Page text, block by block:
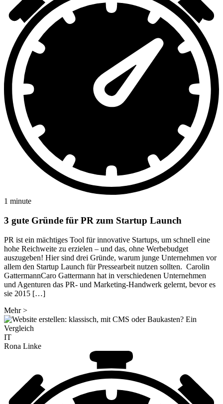
1 minute
3 gute Gründe für PR zum Startup Launch
PR ist ein mächtiges Tool für innovative Startups, um schnell eine
hohe Reichweite zu erzielen – und das, ohne Werbebudget
auszugeben! Hier sind drei Gründe, warum junge Unternehmen vor
allem den Startup Launch für Pressearbeit nutzen sollten. Carolin
GattermannCaro Gattermann hat in verschiedenen Unternehmen
und Agenturen das PR- und Marketing-Handwerk gelernt, bevor es
sie 2015 […]
Mehr>
IT
Rona Linke